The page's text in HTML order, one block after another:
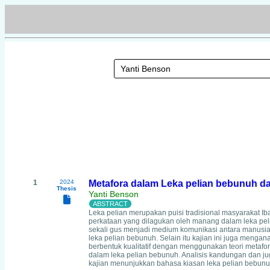
1
2024
Thesis
Metafora dalam Leka pelian bebunuh
Yanti Benson
Leka pelian merupakan puisi tradisional masyarakat
perkataan yang dilagukan oleh manang dalam leka
sekali gus menjadi medium komunikasi antara
leka pelian bebunuh. Selain itu kajian ini juga
berbentuk kualitatif dengan menggunakan teori
dalam leka pelian bebunuh. Analisis kandungan dan
kajian menunjukkan bahasa kiasan leka pelian